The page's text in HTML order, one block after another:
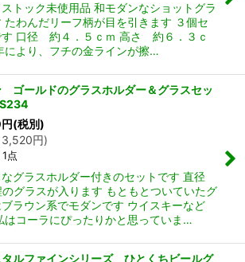
トック未使用品 和モダンなショットグラ
たわんだリーフ柄が目を引きます ３個セ
す 口径 約４．５ｃｍ 高さ 約６．３ｃ
により、フチの金ラインが擦…
ゴールドのグラスホルダー＆グラスセッ
円(税別)
3,520円)
点
なグラスホルダー付きのセットです 直径
グラスが入ります もともとついていたグ
ラウン系でモダンです ウイスキーなど
はコーラにぴったりかと思っていま…
タルファインシリーズ ひとくちビールグ